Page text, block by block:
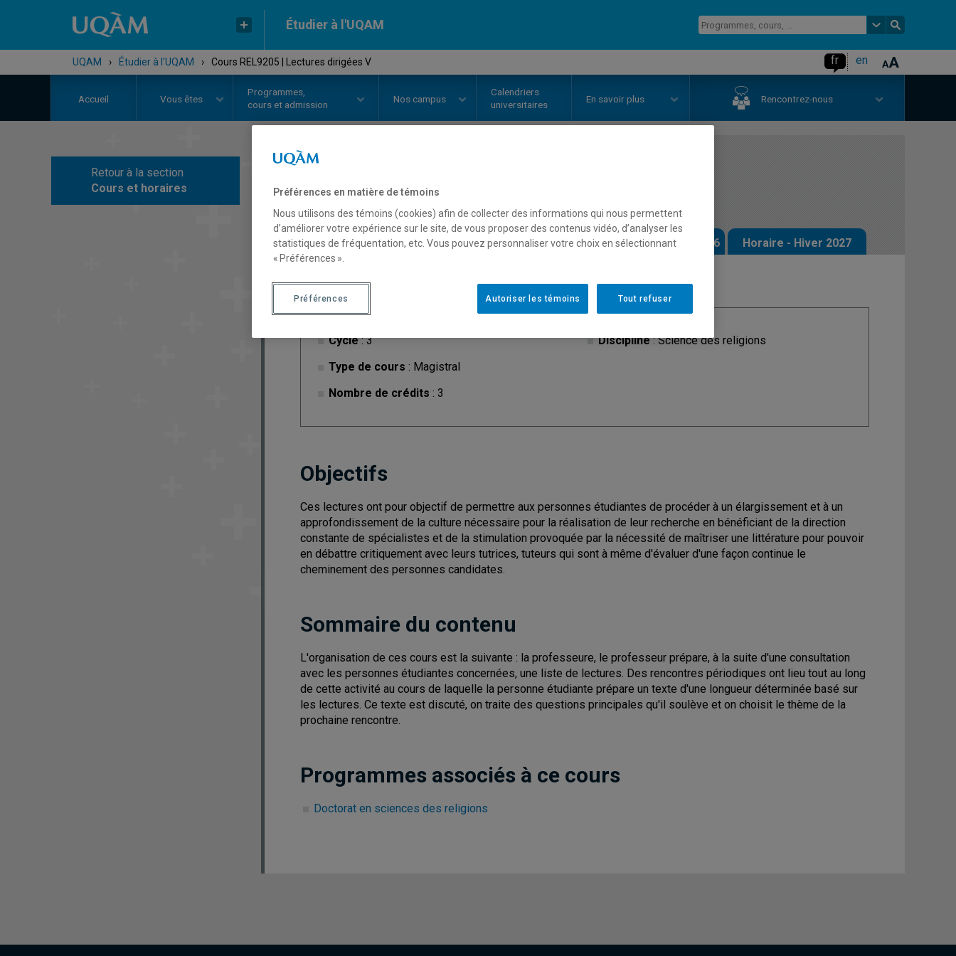
Étudier à l'UQAM
UQAM › Étudier à l'UQAM › Cours REL9205 | Lectures dirigées V fr en
Accueil Vous êtes
Programmes,
cours et admission
Nos campus
Calendriers
universitaires
En savoir plus Rencontrez-nous
Retour à la section
Cours et horaires
COURS// REL9205
Description Horaire - Été 2026 Horaire - Automne 2026 Horaire - Hiver 2027
Cycle: 3
Type de cours : Magistral
Nombre de crédits : 3
Discipline: Science des religions
Objectifs
Ces lectures ont pour objectif de permettre aux personnes étudiantes de procéder à un élargissement et à un
approfondissement de la culture nécessaire pour la réalisation de leur recherche en bénéficiant de la direction
constante de spécialistes et de la stimulation provoquée par la nécessité de maîtriser une littérature pour pouvoir
en débattre critiquement avec leurs tutrices, tuteurs qui sont à même d'évaluer d'une façon continue le
cheminement des personnes candidates.
Sommaire du contenu
L'organisation de ces cours est la suivante : la professeure, le professeur prépare, à la suite d'une consultation
avec les personnes étudiantes concernées, une liste de lectures. Des rencontres périodiques ont lieu tout au long
de cette activité au cours de laquelle la personne étudiante prépare un texte d'une longueur déterminée basé sur
les lectures. Ce texte est discuté, on traite des questions principales qu'il soulève et on choisit le thème de la
prochaine rencontre.
Programmes associés à ce cours
Doctorat en sciences des religions
Préférences en matière de témoins
Nous utilisons des témoins (cookies) afin de collecter des informations qui nous permettent
d’améliorer votre expérience sur le site, de vous proposer des contenus vidéo, d’analyser les
statistiques de fréquentation, etc. Vous pouvez personnaliser votre choix en sélectionnant
« Préférences ».
Tout refuser
Autoriser les témoins
Préférences